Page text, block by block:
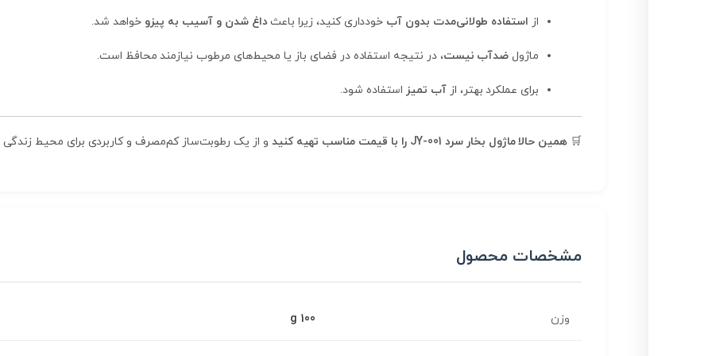
از استفاده طولانی‌مدت بدون آب خودداری کنید، زیرا باعث داغ شدن و آسیب به پیزو خواهد شد.
ماژول ضدآب نیست، در نتیجه استفاده در فضای باز یا محیط‌های مرطوب نیازمند محافظ است.
برای عملکرد بهتر، ازآب تمیز استفاده شود.
🛒 همین حالا ماژول بخار سرد JY-001 را با قیمت مناسب تهیه کنید و از یک رطوبت‌ساز کم‌مصرف و کاربردی برای محیط زندگی
مشخصات محصول
وزن 100 g